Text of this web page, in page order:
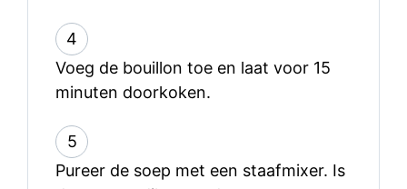
4
Voeg de bouillon toe en laat voor 15
minuten doorkoken.
5
Pureer de soep met een staafmixer. Is